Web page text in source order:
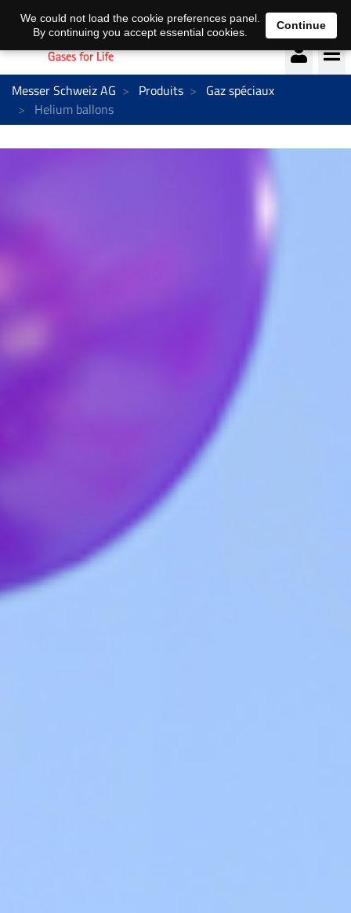
Deutsch français
Messer Schweiz AG Produits
Gaz spéciaux
Helium ballons
We could not load the cookie preferences panel.
By continuing you accept essential cookies.
Continue